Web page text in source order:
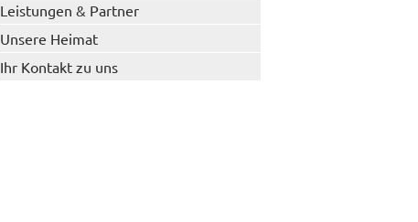
Leistungen & Partner
Unsere Heimat
Ihr Kontakt zu uns